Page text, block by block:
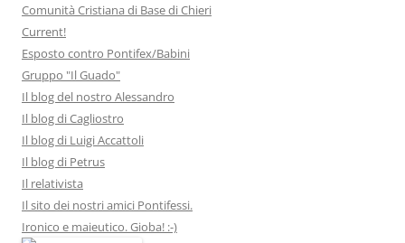
Comunità Cristiana di Base di Chieri
Current!
Esposto contro Pontifex/Babini
Gruppo "Il Guado"
Il blog del nostro Alessandro
Il blog di Cagliostro
Il blog di Luigi Accattoli
Il blog di Petrus
Il relativista
Il sito dei nostri amici Pontifessi.
Ironico e maieutico. Gioba! :-)